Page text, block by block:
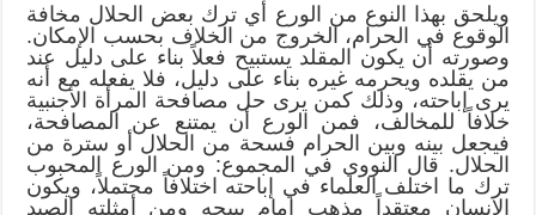
ويلحق بهذا النوع من الورع أي ترك بعض الحلال مخافة
الوقوع في الحرام، الخروج من الخلاف بحسب الإمكان.
وصورته أن يكون المقلد يستبيح فعلاً بناء على دليل عند
من يقلده ويحرمه غيره بناء على دليل، فلا يفعله مع أنه
يرى إباحته، وذلك كمن يرى حل مصافحة المرأة الأجنبية
خلافاً للمخالف، فمن الورع أن يمتنع عن المصافحة،
فيجعل بينه وبين الحرام فسحة من الحلال أو سترة من
الحلال. قال النووي في المجموع: ومن الورع المحبوب
ترك ما اختلف العلماء في إباحته اختلافاً محتملاً، ويكون
الإنسان معتقداً مذهب إمام يبيحه ومن أمثلته الصيد